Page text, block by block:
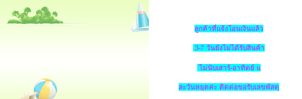
ลูกค้าที่แจ้งโอนเงินแล้ว
3-7 วันยังไม่ได้รับสินค้า
ไม่นับเสาร์-อาทิตย์ แ
ละวันหยุดค่ะ ติดต่อขอรับเลขพัสดุ